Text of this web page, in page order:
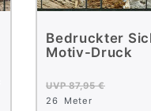
Bedruckter
Motiv-Druck
UVP 87,95 €
26 Meter